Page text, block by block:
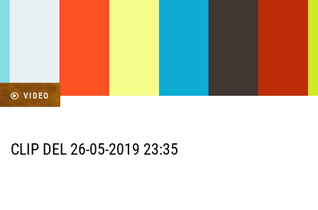
VIDEO
CLIP DEL 26-05-2019 23:35